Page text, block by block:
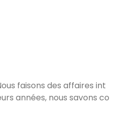
faisons des affaires int
années, nous savons co